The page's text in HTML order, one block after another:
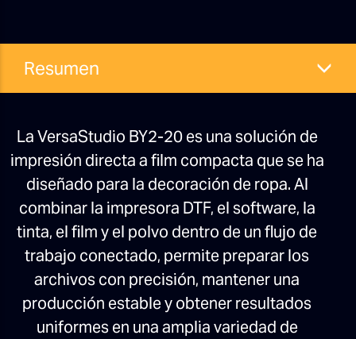
Resumen
La VersaStudio BY2-20 es una solución de
impresión directa a film compacta que se ha
diseñado para la decoración de ropa. Al
combinar la impresora DTF, el software, la
tinta, el film y el polvo dentro de un flujo de
trabajo conectado, permite preparar los
archivos con precisión, mantener una
producción estable y obtener resultados
uniformes en una amplia variedad de